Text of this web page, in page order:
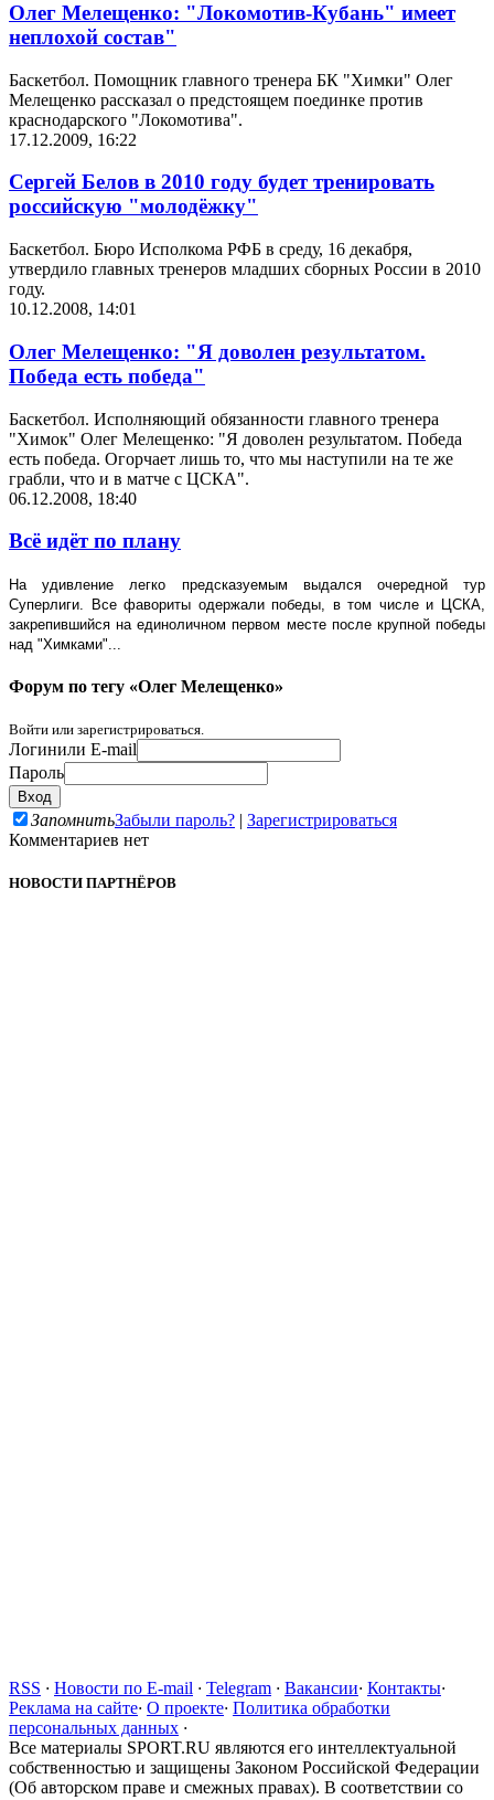
Олег Мелещенко: "Локомотив-Кубань" имеет
неплохой состав"
Баскетбол. Помощник главного тренера БК "Химки" Олег
Мелещенко рассказал о предстоящем поединке против
краснодарского "Локомотива".
17.12.2009, 16:22
Сергей Белов в 2010 году будет тренировать
российскую "молодёжку"
Баскетбол. Бюро Исполкома РФБ в среду, 16 декабря,
утвердило главных тренеров младших сборных России в 2010
году.
10.12.2008, 14:01
Олег Мелещенко: "Я доволен результатом.
Победа есть победа"
Баскетбол. Исполняющий обязанности главного тренера
"Химок" Олег Мелещенко: "Я доволен результатом. Победа
есть победа. Огорчает лишь то, что мы наступили на те же
грабли, что и в матче с ЦСКА".
06.12.2008, 18:40
Всё идёт по плану
На удивление легко предсказуемым выдался очередной тур
Суперлиги. Все фавориты одержали победы, в том числе и ЦСКА,
закрепившийся на единоличном первом месте после крупной победы
над "Химками"...
Форум по тегу «Олег Мелещенко»
Войти или зарегистрироваться.
Логинили E-mail
Пароль
ЗапомнитьЗабыли пароль? | Зарегистрироваться
Комментариев нет
НОВОСТИ ПАРТНЁРОВ
RSS · Новости по E-mail · Telegram · Вакансии· Контакты·
Реклама на сайте· О проекте· Политика обработки
персональных данных ·
Все материалы SPORT.RU являются его интеллектуальной
собственностью и защищены Законом Российской Федерации
(Об авторском праве и смежных правах). В соответствии со